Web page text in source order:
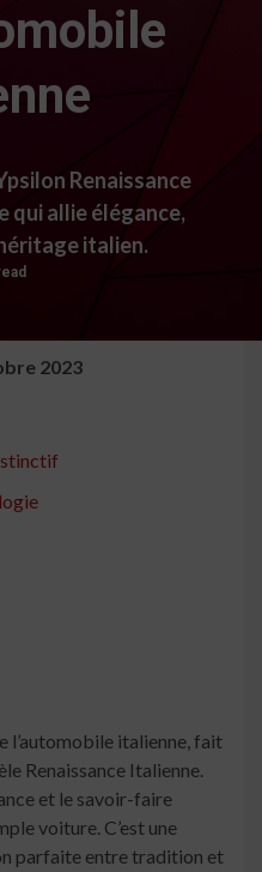
Renaissance
qui allie élégance,
italien.
2023
l’automobile italienne, fait
Renaissance Italienne.
et le savoir-faire
voiture. C’est une
parfaite entre tradition et